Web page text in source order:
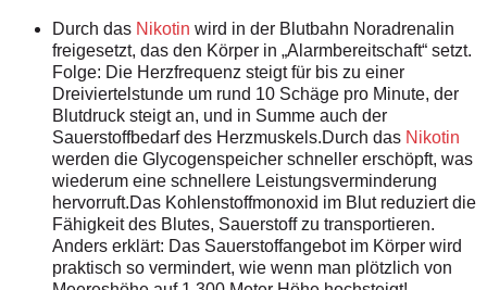
Durch das Nikotin wird in der Blutbahn Noradrenalin
freigesetzt, das den Körper in „Alarmbereitschaft“ setzt.
Folge: Die Herzfrequenz steigt für bis zu einer
Dreiviertelstunde um rund 10 Schäge pro Minute, der
Blutdruck steigt an, und in Summe auch der
Sauerstoffbedarf des Herzmuskels.Durch das Nikotin
werden die Glycogenspeicher schneller erschöpft, was
wiederum eine schnellere Leistungsverminderung
hervorruft.Das Kohlenstoffmonoxid im Blut reduziert die
Fähigkeit des Blutes, Sauerstoffzu transportieren.
Anders erklärt: Das Sauerstoffangebot im Körper wird
praktisch so vermindert, wie wenn man plötzlich von